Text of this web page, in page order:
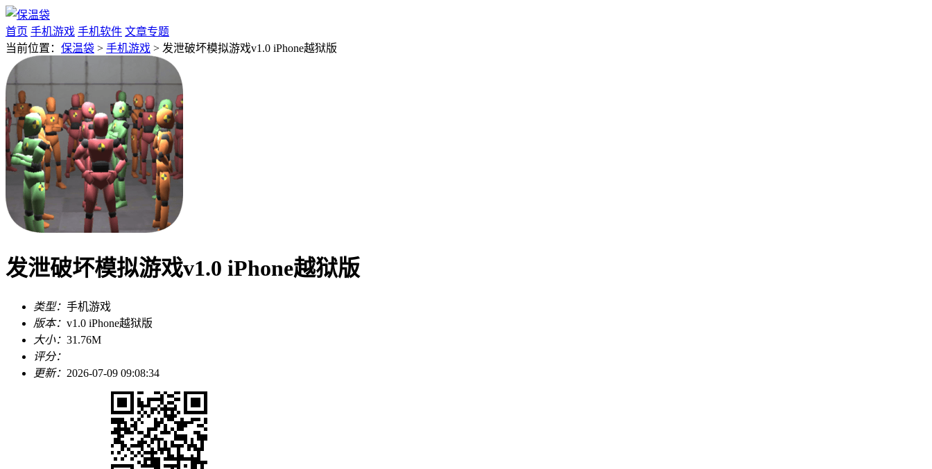
首页 手机游戏 手机软件 文章专题
当前位置： 保温袋 > 手机游戏 > 发泄破坏模拟游戏v1.0 iPhone越狱版
发泄破坏模拟游戏v1.0 iPhone越狱版
类型： 手机游戏
版本： v1.0 iPhone越狱版
大小： 31.76M
评分：
更新： 2026-07-09 09:08:34